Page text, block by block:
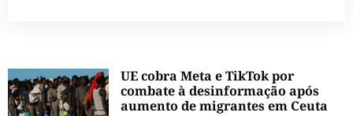
UE cobra Meta e TikTok por
combate à desinformação após
aumento de migrantes em Ceuta